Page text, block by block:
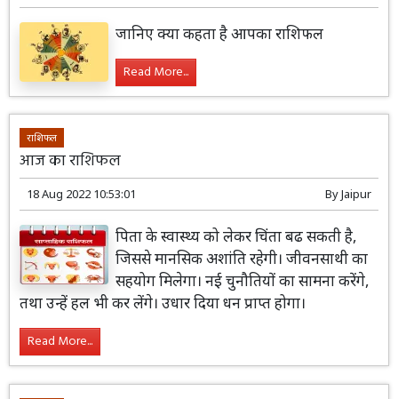
जानिए क्या कहता है आपका राशिफल
Read More...
राशिफल
आज का राशिफल
18 Aug 2022 10:53:01 ByJaipur
पिता के स्वास्थ्य को लेकर चिंता बढ सकती है,
जिससे मानसिक अशांति रहेगी। जीवनसाथी का
सहयोग मिलेगा। नई चुनौतियों का सामना करेंगे,
तथा उन्हें हल भी कर लेंगे। उधार दिया धन प्राप्त होगा।
Read More...